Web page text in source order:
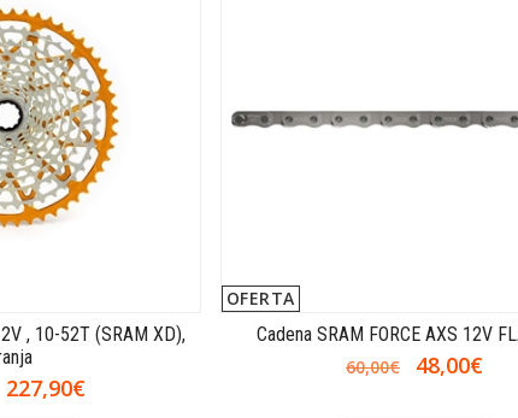
, 10-52T (SRAM XD),
227,90€
OFERTA
Cadena SRAM FORCE AXS 12V
60,00€
48,00€